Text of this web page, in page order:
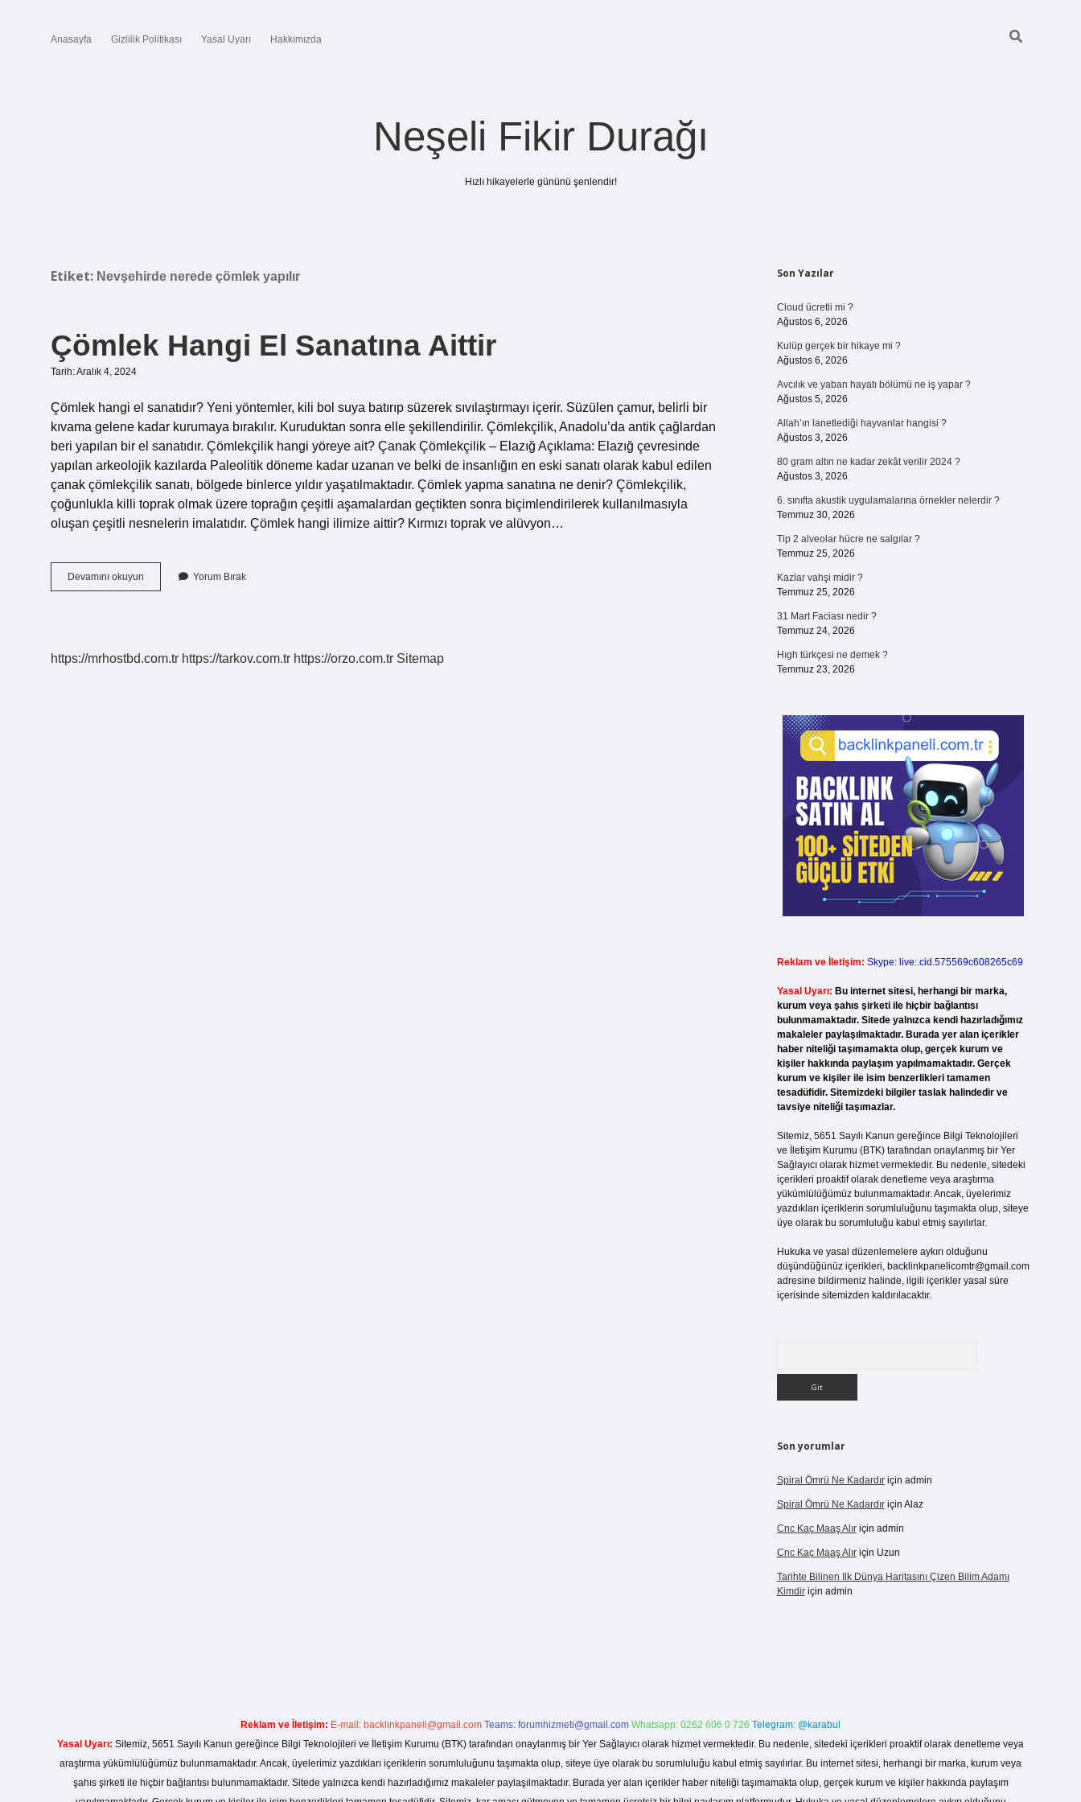
Anasayfa Gizlilik Politikası Yasal Uyarı Hakkımızda
Neşeli Fikir Durağı
Hızlı hikayelerle gününü şenlendir!
Etiket: Nevşehirde nerede çömlek yapılır
Çömlek Hangi El Sanatına Aittir
Tarih: Aralık 4, 2024
Çömlek hangi el sanatıdır? Yeni yöntemler, kili bol suya batırıp süzerek sıvılaştırmayı içerir. Süzülen çamur, belirli bir
kıvama gelene kadar kurumaya bırakılır. Kuruduktan sonra elle şekillendirilir. Çömlekçilik, Anadolu’da antik çağlardan
beri yapılan bir el sanatıdır. Çömlekçilik hangi yöreye ait? Çanak Çömlekçilik – Elazığ Açıklama: Elazığ çevresinde
yapılan arkeolojik kazılarda Paleolitik döneme kadar uzanan ve belki de insanlığın en eski sanatı olarak kabul edilen
çanak çömlekçilik sanatı, bölgede binlerce yıldır yaşatılmaktadır. Çömlek yapma sanatına ne denir? Çömlekçilik,
çoğunlukla killi toprak olmak üzere toprağın çeşitli aşamalardan geçtikten sonra biçimlendirilerek kullanılmasıyla
oluşan çeşitli nesnelerin imalatıdır. Çömlek hangi ilimize aittir? Kırmızı toprak ve alüvyon…
Devamını okuyun
Hangi
Yorum Bırak
https://mrhostbd.com.tr https://tarkov.com.tr https://orzo.com.tr Sitemap
Sidebar
Son Yazılar
Cloud ücretli mi ?
Ağustos 6, 2026
Kulüp gerçek bir hikaye mi ?
Ağustos 6, 2026
Avcılık ve yaban hayatı bölümü ne iş yapar ?
Ağustos 5, 2026
Allah’ın lanetlediği hayvanlar hangisi ?
Ağustos 3, 2026
80 gram altın ne kadar zekât verilir 2024 ?
Ağustos 3, 2026
6. sınıfta akustik uygulamalarına örnekler nelerdir ?
Temmuz 30, 2026
Tip 2 alveolar hücre ne salgılar ?
Temmuz 25, 2026
Kazlar vahşi midir ?
Temmuz 25, 2026
31 Mart Faciası nedir ?
Temmuz 24, 2026
Hıgh türkçesi ne demek ?
Temmuz 23, 2026
Reklam ve İletişim: Skype: live:.cid.575569c608265c69
Yasal Uyarı: Bu internet sitesi, herhangi bir marka,
kurum veya şahıs şirketi ile hiçbir bağlantısı
bulunmamaktadır. Sitede yalnızca kendi hazırladığımız
makaleler paylaşılmaktadır. Burada yer alan içerikler
haber niteliği taşımamakta olup, gerçek kurum ve
kişiler hakkında paylaşım yapılmamaktadır. Gerçek
kurum ve kişiler ile isim benzerlikleri tamamen
tesadüfidir. Sitemizdeki bilgiler taslak halindedir ve
tavsiye niteliği taşımazlar.
Sitemiz, 5651 Sayılı Kanun gereğince Bilgi Teknolojileri
ve İletişim Kurumu (BTK) tarafından onaylanmış bir Yer
Sağlayıcı olarak hizmet vermektedir. Bu nedenle, sitedeki
içerikleri proaktif olarak denetleme veya araştırma
yükümlülüğümüz bulunmamaktadır. Ancak, üyelerimiz
yazdıkları içeriklerin sorumluluğunu taşımakta olup, siteye
üye olarak bu sorumluluğu kabul etmiş sayılırlar.
Hukuka ve yasal düzenlemelere aykırı olduğunu
düşündüğünüz içerikleri, backlinkpanelicomtr@gmail.com
adresine bildirmeniz halinde, ilgili içerikler yasal süre
içerisinde sitemizden kaldırılacaktır.
Son yorumlar
Spiral Ömrü Ne Kadardıriçin admin
Spiral Ömrü Ne Kadardıriçin Alaz
Cnc Kaç Maaş Alıriçin admin
Cnc Kaç Maaş Alıriçin Uzun
Tarihte Bilinen Ilk Dünya Haritasını Çizen Bilim Adamı
Kimdiriçin admin
Reklam ve İletişim: E-mail: backlinkpaneli@gmail.com Teams: forumhizmeti@gmail.com Whatsapp: 0262 606 0 726 Telegram: @karabul
Yasal Uyarı: Sitemiz, 5651 Sayılı Kanun gereğince Bilgi Teknolojileri ve İletişim Kurumu (BTK) tarafından onaylanmış bir Yer Sağlayıcı olarak hizmet vermektedir. Bu nedenle, sitedeki içerikleri proaktif olarak denetleme veya
araştırma yükümlülüğümüz bulunmamaktadır. Ancak, üyelerimiz yazdıkları içeriklerin sorumluluğunu taşımakta olup, siteye üye olarak bu sorumluluğu kabul etmiş sayılırlar. Bu internet sitesi, herhangi bir marka, kurum veya
şahıs şirketi ile hiçbir bağlantısı bulunmamaktadır. Sitede yalnızca kendi hazırladığımız makaleler paylaşılmaktadır. Burada yer alan içerikler haber niteliği taşımamakta olup, gerçek kurum ve kişiler hakkında paylaşım